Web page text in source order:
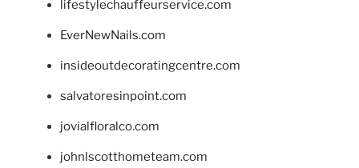
lifestylechauffeurservice.com
EverNewNails.com
insideoutdecoratingcentre.com
salvatoresinpoint.com
jovialfloralco.com
johnlscotthometeam.com